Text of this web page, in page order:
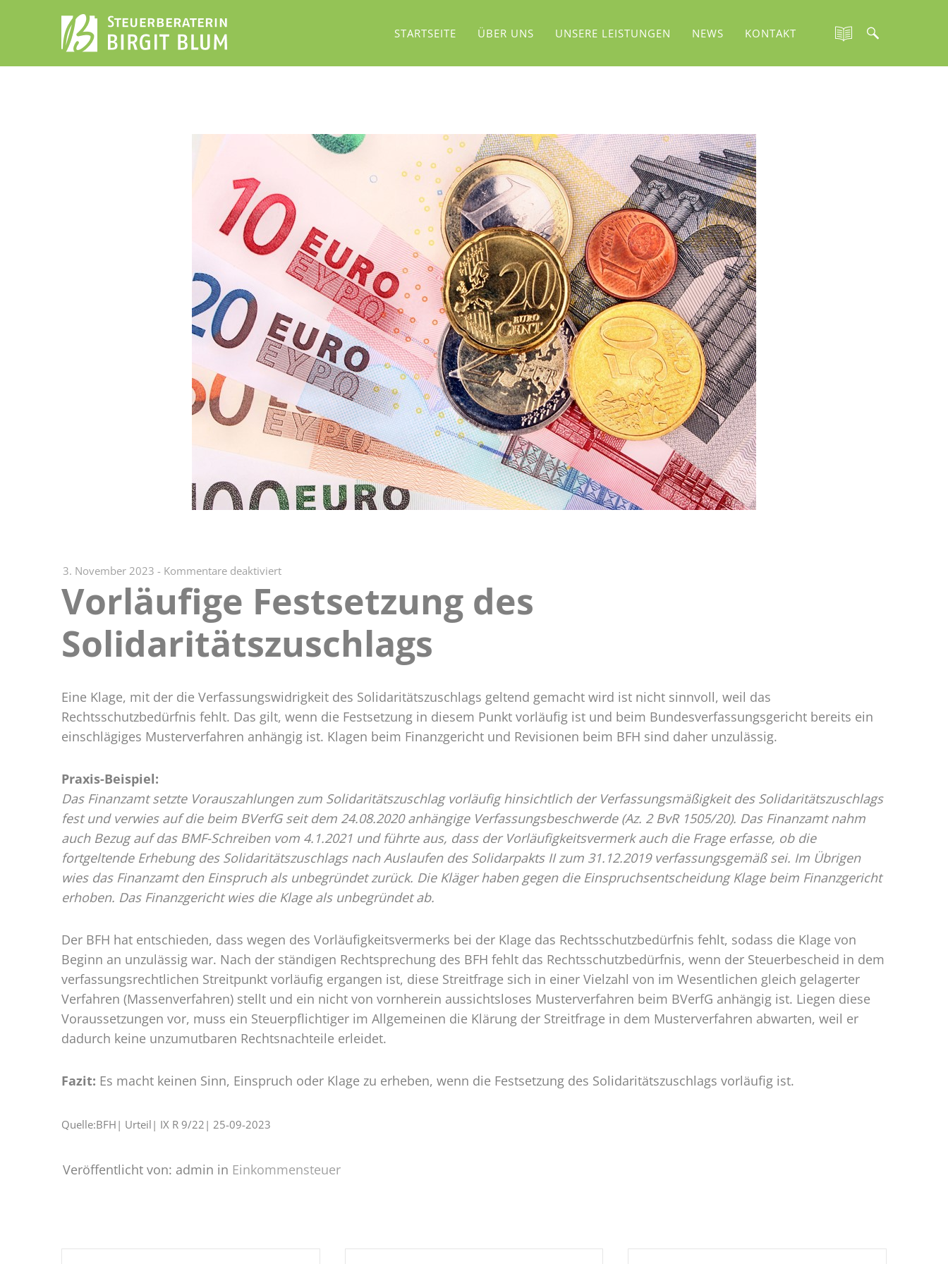
STARTSEITE ÜBER UNS UNSERE LEISTUNGEN NEWS KONTAKT
3. November 2023 - Kommentare deaktiviertfür
Vorläufige
Festsetzung
Solidaritätszuschlags
Vorläufige Festsetzung des
Solidaritätszuschlags
Eine Klage, mit der die Verfassungswidrigkeit des Solidaritätszuschlags geltend gemacht wird ist nicht sinnvoll, weil das
Rechtsschutzbedürfnis fehlt. Das gilt, wenn die Festsetzung in diesem Punkt vorläufig ist und beim Bundesverfassungsgericht bereits ein
einschlägiges Musterverfahren anhängig ist. Klagen beim Finanzgericht und Revisionen beim BFH sind daher unzulässig.
Praxis-Beispiel:
Das Finanzamt setzte Vorauszahlungen zum Solidaritätszuschlag vorläufig hinsichtlich der Verfassungsmäßigkeit des Solidaritätszuschlags
fest und verwies auf die beim BVerfG seit dem 24.08.2020 anhängige Verfassungsbeschwerde (Az. 2 BvR 1505/20). Das Finanzamt nahm
auch Bezug auf das BMF-Schreiben vom 4.1.2021 und führte aus, dass der Vorläufigkeitsvermerk auch die Frage erfasse, ob die
fortgeltende Erhebung des Solidaritätszuschlags nach Auslaufen des Solidarpakts II zum 31.12.2019 verfassungsgemäß sei. Im Übrigen
wies das Finanzamt den Einspruch als unbegründet zurück. Die Kläger haben gegen die Einspruchsentscheidung Klage beim Finanzgericht
erhoben. Das Finanzgericht wies die Klage als unbegründet ab.
Der BFH hat entschieden, dass wegen des Vorläufigkeitsvermerks bei der Klage das Rechtsschutzbedürfnis fehlt, sodass die Klage von
Beginn an unzulässig war. Nach der ständigen Rechtsprechung des BFH fehlt das Rechtsschutzbedürfnis, wenn der Steuerbescheid in dem
verfassungsrechtlichen Streitpunkt vorläufig ergangen ist, diese Streitfrage sich in einer Vielzahl von im Wesentlichen gleich gelagerter
Verfahren (Massenverfahren) stellt und ein nicht von vornherein aussichtsloses Musterverfahren beim BVerfG anhängig ist. Liegen diese
Voraussetzungen vor, muss ein Steuerpflichtiger im Allgemeinen die Klärung der Streitfrage in dem Musterverfahren abwarten, weil er
dadurch keine unzumutbaren Rechtsnachteile erleidet.
Fazit: Es macht keinen Sinn, Einspruch oder Klage zu erheben, wenn die Festsetzung des Solidaritätszuschlags vorläufig ist.
Quelle:BFH| Urteil| IX R 9/22| 25-09-2023
Veröffentlicht von: admin in Einkommensteuer